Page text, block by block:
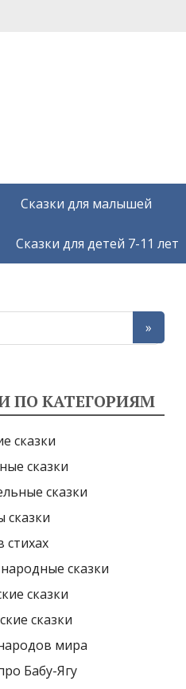
Сказки для малышей
Сказки для детей 7-11 лет
ПО КАТЕГОРИЯМ
сказки
сказки
сказки
стихах
народные сказки
сказки
сказки
мира
Бабу-Ягу